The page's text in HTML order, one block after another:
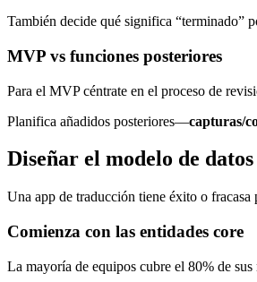
También decide qué significa “terminado”
MVP vs funciones posteriores
Para el MVP céntrate en el proceso de
Planifica añadidos posteriores—capturas/
Diseñar el modelo de datos
Una app de traducción tiene éxito o
Comienza con las entidades core
La mayoría de equipos cubre el 80% de